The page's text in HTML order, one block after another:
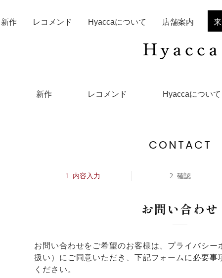
新作 レコメンド Hyaccaについて
新作 レコメンド Hyaccaについて 店舗案内
CONTACT
内容入力 確認
お問い合わせ
お問い合わせをご希望のお客様は、 プライバシー
扱い）にご同意いただき、下記フォームに必要事
ください。